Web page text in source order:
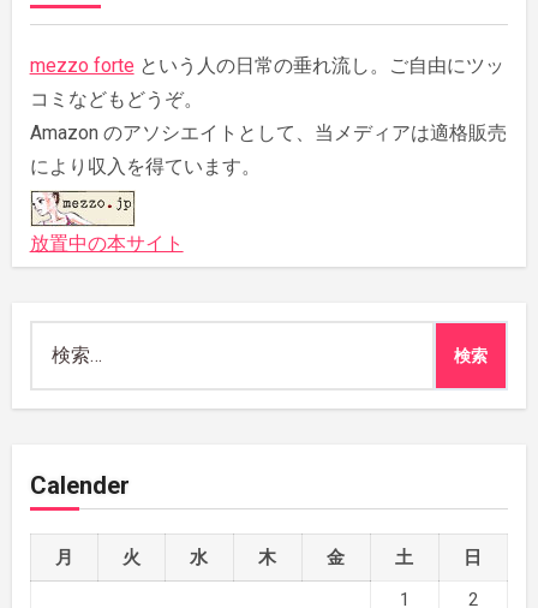
mezzo forte という人の日常の垂れ流し。ご自由にツッ
コミなどもどうぞ。
Amazon のアソシエイトとして、当メディアは適格販売
により収入を得ています。
放置中の本サイト
Calender
月 火 水 木 金 土
日
1
2